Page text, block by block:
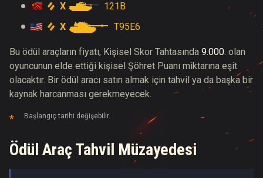
X
121B
X
T95E6
Bu ödül araçların fiyatı, Kişisel Skor Tahtasında 9.000. olan
oyuncunun elde ettiği kişisel Şöhret Puanı miktarına eşit
olacaktır. Bir ödül aracı satın almak için tahvil ya da başka bir
kaynak harcanması gerekmeyecek.
Başlangıç tarihi değişebilir.
Ödül Araç Tahvil Müzayedesi